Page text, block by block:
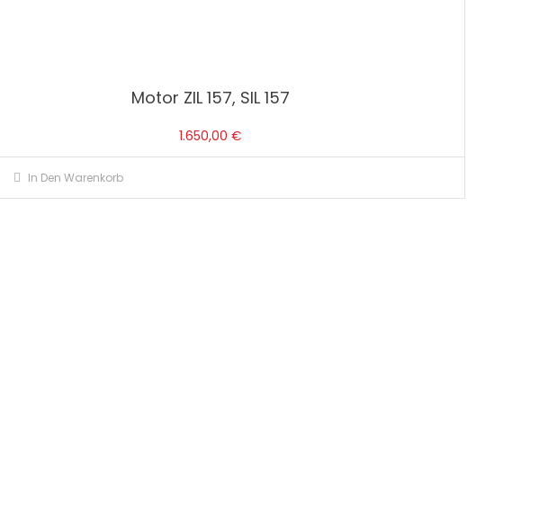
Motor ZIL 157, SIL 157
1.650,00 €
In Den Warenkorb